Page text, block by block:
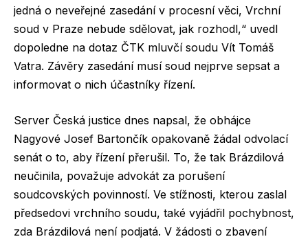
jedná o neveřejné zasedání v procesní věci, Vrchní
soud v Praze nebude sdělovat, jak rozhodl,“ uvedl
dopoledne na dotaz ČTK mluvčí soudu Vít Tomáš
Vatra. Závěry zasedání musí soud nejprve sepsat a
informovat o nich účastníky řízení.
Server Česká justice dnes napsal, že obhájce
Nagyové Josef Bartončík opakovaně žádal odvolací
senát o to, aby řízení přerušil. To, že tak Brázdilová
neučinila, považuje advokát za porušení
soudcovských povinností. Ve stížnosti, kterou zaslal
předsedovi vrchního soudu, také vyjádřil pochybnost,
zda Brázdilová není podjatá. V žádosti o zbavení